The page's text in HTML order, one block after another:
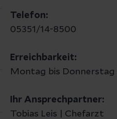
Telefon:
05351/14-8500
Erreichbarkeit:
Montag bis Donnerstag
Ihr Ansprechpartner:
Tobias Leis | Chefarzt